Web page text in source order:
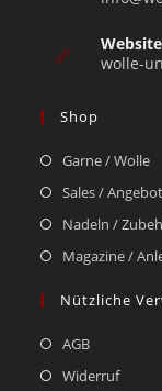
wolle-
Shop
Garne / Wolle
Sales /
Nadeln /
Magazine /
Nützliche
AGB
Widerruf